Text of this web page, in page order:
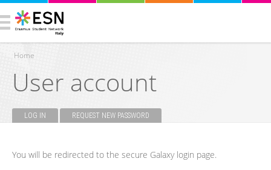
You are here
Home
User account
LOG IN (ACTIVE TAB)REQUEST NEW PASSWORD
You will be redirected to the secure Galaxy login page.